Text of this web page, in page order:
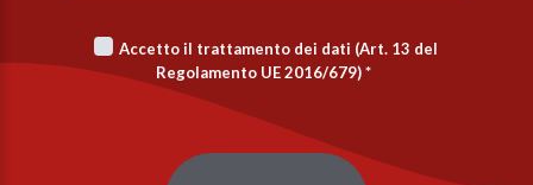
Accetto il trattamento dei dati (Art. 13 del
Regolamento UE 2016/679)*